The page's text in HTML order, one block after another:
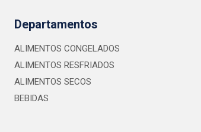
Departamentos
ALIMENTOS CONGELADOS
ALIMENTOS RESFRIADOS
ALIMENTOS SECOS
BEBIDAS